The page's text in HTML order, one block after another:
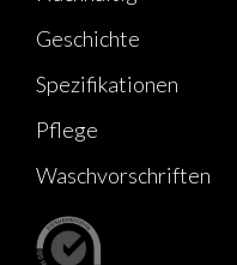
Geschichte
Spezifikationen
Pflege
Waschvorschriften